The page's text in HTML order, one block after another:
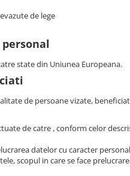
de lege
state din Uniunea Europeana.
de persoane vizate,
de catre , conform celor
datelor cu caracter
scopul in care se face